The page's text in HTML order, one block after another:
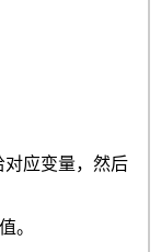
对应变量，然后
。